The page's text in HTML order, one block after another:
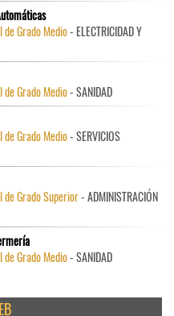
Grado Medio- ELECTRICIDAD Y
Grado Medio- SANIDAD
Grado Medio- SERVICIOS
de Grado Superior- ADMINISTRACIÓN
Grado Medio- SANIDAD